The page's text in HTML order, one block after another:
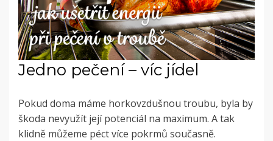
Jedno pečení – víc jídel
Pokud doma máme horkovzdušnou troubu, byla by
škoda nevyužít její potenciál na maximum. A tak
klidně můžeme péct více pokrmů současně.